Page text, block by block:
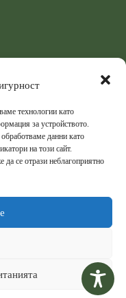
технологии като
за устройството.
данни като
на този сайт.
да се отрази неблагоприятно
,